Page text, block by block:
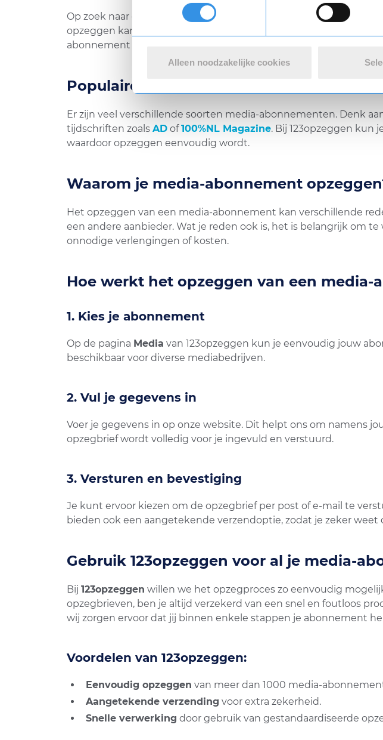
Alleen noodzakelijke cookies
Op zoek naar een manier om je media-abonnement op te
opzeggen kan een eenvoudig proces zijn met de juiste stappen.
abonnement af te komen, zonder gedoe. Hieronder leggen we
Populaire media-abonnementen
Er zijn veel verschillende soorten media-abonnementen. Denk
tijdschriften zoals AD of100%NL Magazine. Bij 123opzeggen kun
waardoor opzeggen eenvoudig wordt.
Waarom je media-abonnement
Het opzeggen van een media-abonnement kan verschillende
een andere aanbieder. Wat je reden ook is, het is belangrijk om
onnodige verlengingen of kosten.
Hoe werkt het opzeggen van een media-
1. Kies je abonnement
Op de pagina Media van 123opzeggen kun je eenvoudig jouw
beschikbaar voor diverse mediabedrijven.
2. Vul je gegevens in
Voer je gegevens in op onze website. Dit helpt ons om namens
opzegbrief wordt volledig voor je ingevuld en verstuurd.
3. Versturen en bevestiging
Je kunt ervoor kiezen om de opzegbrief per post of e-mail te
bieden ook een aangetekende verzendoptie, zodat je zeker
Gebruik 123opzeggen voor al je media-
Bij 123opzeggen willen we het opzegproces zo eenvoudig
opzegbrieven, ben je altijd verzekerd van een snel en foutloos
wij zorgen ervoor dat jij binnen enkele stappen je abonnement
Voordelen van 123opzeggen:
Eenvoudig opzeggen van meer dan 1000 media-
Aangetekende verzending voor extra zekerheid.
Snelle verwerking door gebruik van gestandaardiseerde